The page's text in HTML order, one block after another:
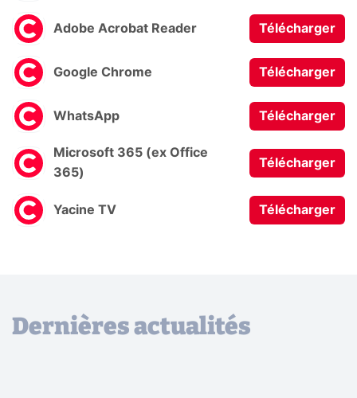
Adobe Acrobat Reader Télécharger
Google Chrome Télécharger
WhatsApp Télécharger
Microsoft 365 (ex Office
365)
Télécharger
Yacine TV Télécharger
Dernières actualités